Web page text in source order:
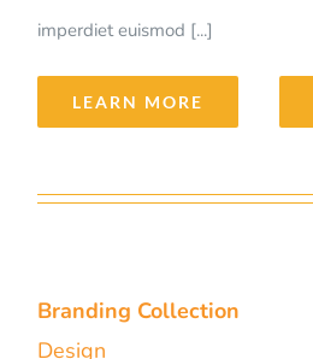
imperdiet euismod [...]
LEARN MORE
Branding Collection
Design